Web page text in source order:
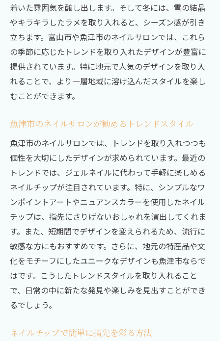
着いた雰囲気を醸し出します。そして冬には、雪の結晶
やキラキラしたラメを取り入れると、シーズン感が引き
立ちます。富山市や魚津市のネイルサロンでは、これら
の季節に応じたトレンドを取り入れたデザインが豊富に
提供されています。特に地元で人気のデザインを取り入
れることで、より一層地域に溶け込んだスタイルを楽し
むことができます。
魚津市のネイルサロンが勧めるトレンドスタイル
魚津市のネイルサロンでは、トレンドを取り入れつつも
個性を大切にしたデザインが求められています。最近の
トレンドでは、ジェルネイルに代わって手軽に楽しめる
ネイルチップが注目されています。特に、シンプルなワ
ンポイントアートやニュアンスカラーを使用したネイル
チップは、指先にさりげないおしゃれを演出してくれま
す。また、短期間でデザインを変えられるため、流行に
敏感な方にもおすすめです。さらに、地元の特産品や文
化をモチーフにしたユニークなデザインも魚津市ならで
はです。こうしたトレンドスタイルを取り入れること
で、日常の中に新たな発見や楽しみを見出すことができ
るでしょう。
ネイルチップで簡単に指先を彩る方法